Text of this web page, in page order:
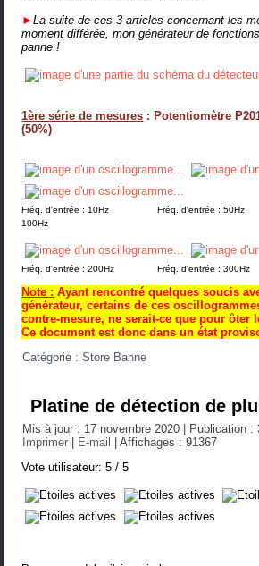
►La suite de ces 3 articles concernant les
moment différée, mon générateur de
panne !
1ère série de mesures : Potentiomètre
(50%)
Fréq. d'entrée : 10Hz Fréq. d'entrée :
100Hz
Fréq. d'entrée : 200Hz Fréq. d'entrée : 300Hz
Note : Ayant rencontré quelques soucis
générateur, certains de ces
contre-mesure, ne serait-ce que pour ôter
Ce document est donc dans un état
Catégorie :Store Banne
Platine de détection de
Mis à jour : 17 novembre 2020 Publication :
Imprimer
E-mail |Affichages : 91367
Vote utilisateur:5 /5